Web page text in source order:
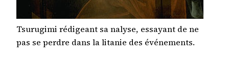
Tsurugimi rédigeant sa nalyse, essayant de ne
pas se perdre dans la litanie des événements.